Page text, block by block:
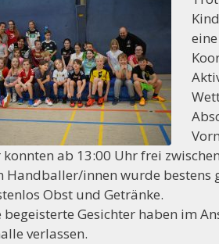
konnten ab 13:00 Uhr frei
Handballer/innen wurde bestens
Obst und Getränke.
begeisterte Gesichter haben im
verlassen.